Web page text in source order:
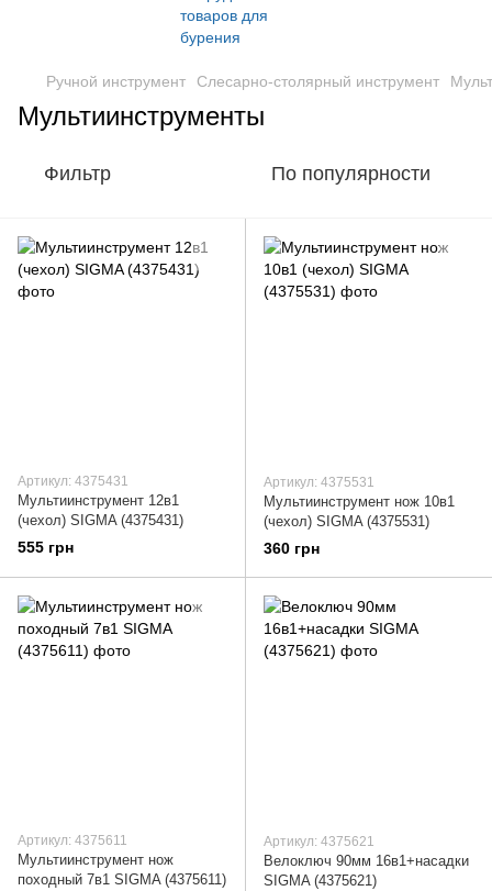
Ручной инструмент Слесарно-столярный инструмент
Мультиинструменты
Фильтр По популярности
Артикул: 4375431
Мультиинструмент 12в1
(чехол) SIGMA (4375431)
555 грн
Артикул: 4375531
Мультиинструмент нож 10в1
(чехол) SIGMA (4375531)
360 грн
Артикул: 4375611
Мультиинструмент нож
походный 7в1 SIGMA (4375611)
Артикул: 4375621
Велоключ 90мм 16в1+насадки
SIGMA (4375621)